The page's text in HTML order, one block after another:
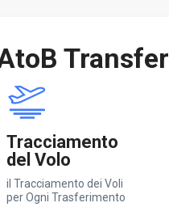
Transfer
Tracciamento
del Volo
il Tracciamento dei Voli
per Ogni Trasferimento